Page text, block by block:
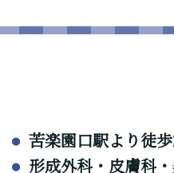
苦楽園口駅より徒
形成外科・皮膚科